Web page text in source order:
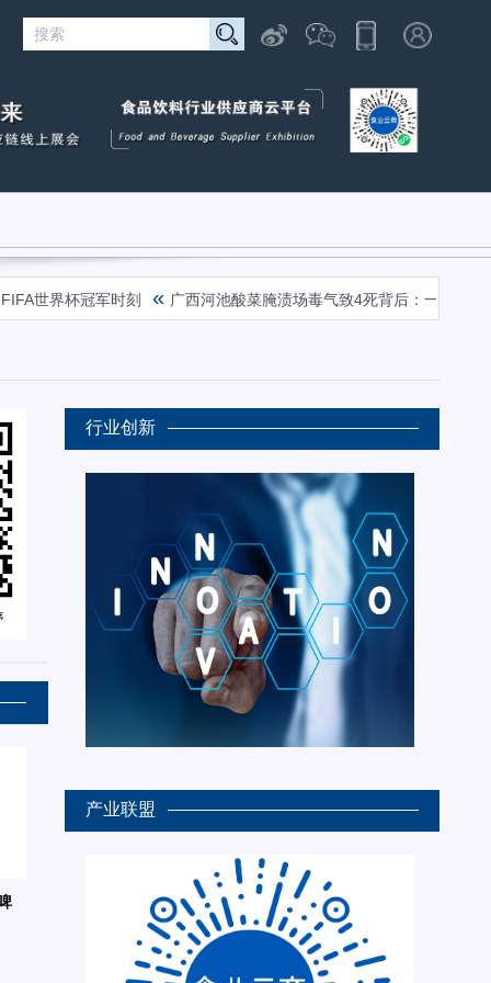
世界杯冠军时刻 « 广西河池酸菜腌渍场毒气致4死背后：一个千年产
行业创新
产业联盟